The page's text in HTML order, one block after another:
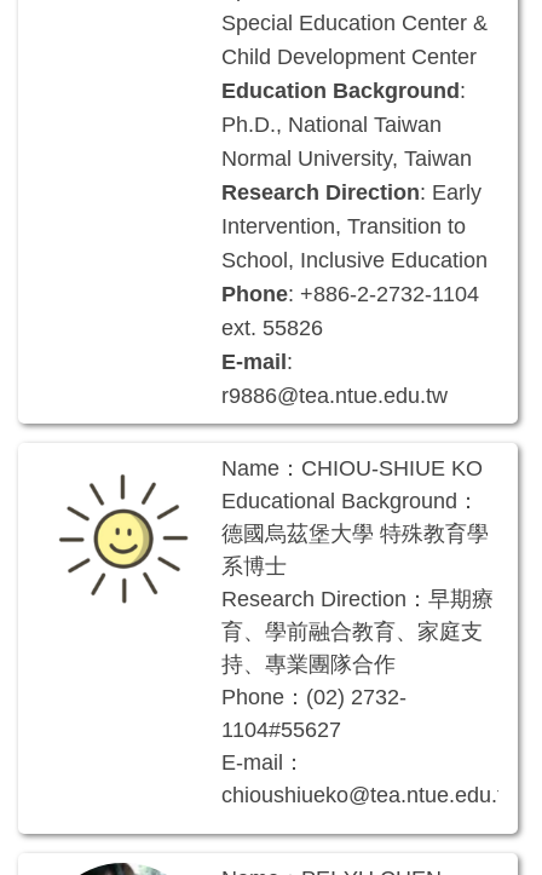
Special Education Center &
Child Development Center
Education Background :
Ph.D., National Taiwan
Normal University, Taiwan
Research Direction: Early
Intervention, Transition to
School, Inclusive Education
Phone: +886-2-2732-1104
ext. 55826
E-mail :
r9886@tea.ntue.edu.tw
Name：CHIOU-SHIUE KO
Educational Background：
德國烏茲堡大學 特殊教育學
系博士
Research Direction：早期療
育、學前融合教育、家庭支
持、專業團隊合作
Phone：(02) 2732-
1104#55627
E-mail：
chioushiueko@tea.ntue.edu.tw